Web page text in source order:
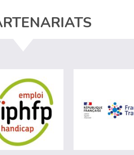
fenêtre)
de Agefiph (nouvelle fenêtre)
visiter les site de